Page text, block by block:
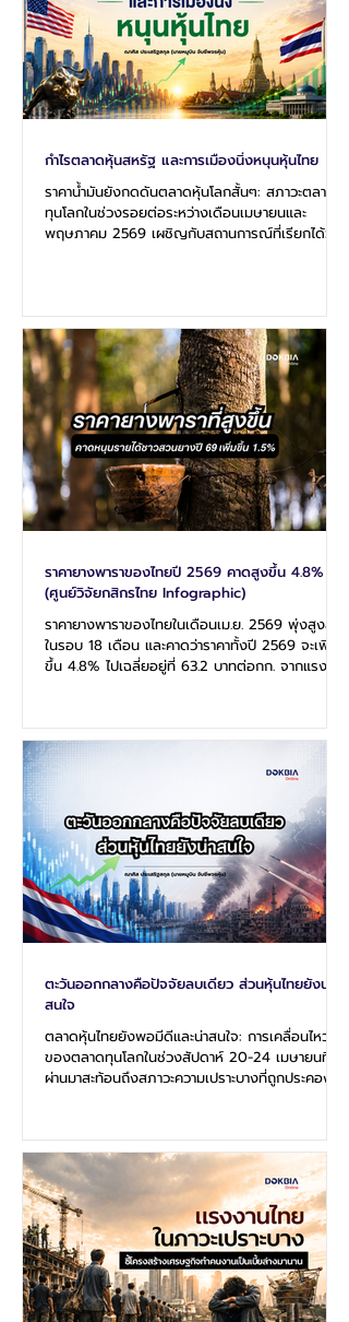
กำไรตลาดหุ้นสหรัฐ และการเมืองนิ่งหนุนหุ้นไทย
ราคาน้ำมันยังกดดันตลาดหุ้นโลกสั้นๆ: สภาวะตลาด
ทุนโลกในช่วงรอยต่อระหว่างเดือนเมษายนและ
พฤษภาคม 2569 เผชิญกับสถานการณ์ที่เรียกได้ว่า
ถึงการแยกตัว (Divergence) ระหว่างดัชนีตลาดใน
กลุ่มประเทศพัฒนาแล้วและตลาดเกิดใหม่ที่ชัดเจนขึ้น
อย่างยิ่งยวด โดยมีปัจจัยขับเคลื่อนหลักจากผล
ประกอบการไตรมาส 1 ของกลุ่มเทคโนโลยีในสหรัฐที่
เติบโตอย่างก้าวกระโดด ผสมผสานกับข
ราคายางพาราของไทยปี 2569 คาดสูงขึ้น 4.8%
(ศูนย์วิจัยกสิกรไทย Infographic)
ราคายางพาราของไทยในเดือนเม.ย. 2569 พุ่งสูงสุด
ในรอบ 18 เดือน และคาดว่าราคาทั้งปี 2569 จะเพิ่ม
ขึ้น 4.8% ไปเฉลี่ยอยู่ที่ 63.2 บาทต่อกก. จากแรง
ในผู้ผลิตหลักอย่างไทยและอินโดนีเซีย จากการเผชิญ
เอลนีโญและปุ๋ยเคมีแพง/ขาดแคลน ประกอบกับความ
ต้องการใช้ที่เพิ่มขึ้นทั้งในอุตสาหกรรมถุงมือ
และอุตสาหกรรมรถยนต์ที่คาดว่ารถยนต์สะสมในจีนจะ
เพิ่มขึ้น หนุนการใช้ยางล้อและชิ้
ตะวันออกกลางคือปัจจัยลบเดียว ส่วนหุ้นไทยยังน่า
สนใจ
ตลาดหุ้นไทยยังพอมีดีและน่าสนใจ: การเคลื่อนไหว
ของตลาดทุนโลกในช่วงสัปดาห์ 20-24 เมษายนที่
ผ่านมาสะท้อนถึงสภาวะความเปราะบางที่ถูกประคองไว้
ตะวันออกกลางกลายเป็นแรงกดดันหลักที่ขับดันราคา
น้ำมันและอัตราเงินเฟ้อให้ทรงตัวในระดับสูง การ
วิเคราะห์เชิงลึกชี้ให้เห็นว่าสภาวะการลงทุนในระยะสั้น
จะเป็นช่วงเวลาแห่งการตัดสินใจครั้งสำคัญของนัก
ลงทุน เนื่องจากมีการประชุมของธนาคารกลางหลัก
ทั้งในสหรัฐและญี่ปุ่น รวมถึงการรายงา